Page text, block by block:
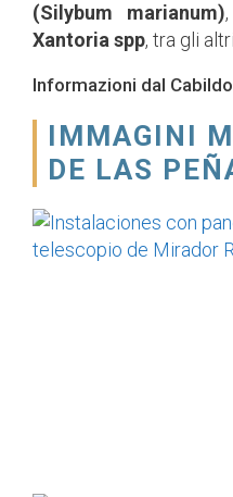
(Silybum marianum)
Xantoria spp, tra gli
Informazioni dal
IMMAGINI
DE LAS